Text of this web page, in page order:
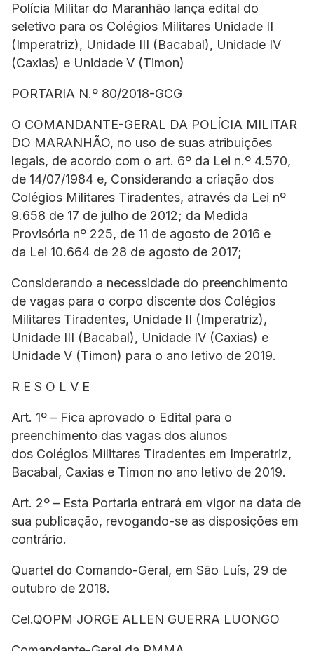
Polícia Militar do Maranhão lança edital do
seletivo para os Colégios Militares Unidade II
(Imperatriz), Unidade III (Bacabal), Unidade IV
(Caxias) e Unidade V (Timon)
PORTARIA N.º 80/2018-GCG
O COMANDANTE-GERAL DA POLÍCIA MILITAR
DO MARANHÃO, no uso de suas atribuições
legais, de acordo com o art. 6º da Lei n.º 4.570,
de 14/07/1984 e, Considerando a criação dos
Colégios Militares Tiradentes, através da Lei nº
9.658 de 17 de julho de 2012; da Medida
Provisória nº 225, de 11 de agosto de 2016 e
da Lei 10.664 de 28 de agosto de 2017;
Considerando a necessidade do preenchimento
de vagas para o corpo discente dos Colégios
Militares Tiradentes, Unidade II (Imperatriz),
Unidade III (Bacabal), Unidade IV (Caxias) e
Unidade V (Timon) para o ano letivo de 2019.
R E S O L V E
Art. 1º – Fica aprovado o Edital para o
preenchimento das vagas dos alunos
dos Colégios Militares Tiradentes em Imperatriz,
Bacabal, Caxias e Timon no ano letivo de 2019.
Art. 2º – Esta Portaria entrará em vigor na data de
sua publicação, revogando-se as disposições em
contrário.
Quartel do Comando-Geral, em São Luís, 29 de
outubro de 2018.
Cel.QOPM JORGE ALLEN GUERRA LUONGO